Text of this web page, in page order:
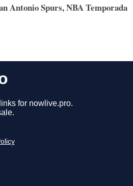
Antonio Spurs, NBA Temporada